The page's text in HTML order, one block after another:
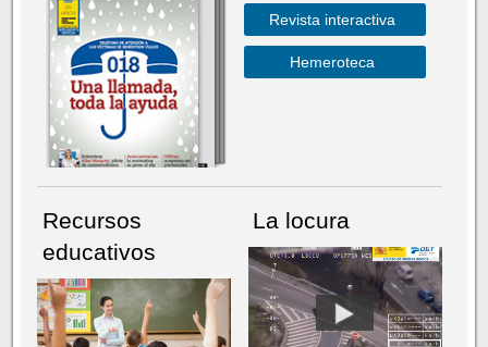
Revista interactiva
Hemeroteca
Recursos
educativos
La locura